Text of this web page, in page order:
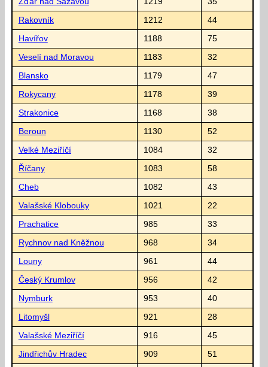
Rakovník 1212 44
Havířov 1188 75
Veselí nad Moravou 1183 32
Blansko 1179 47
Rokycany 1178 39
Strakonice 1168 38
Beroun 1130 52
Velké Meziříčí 1084 32
Říčany 1083 58
Cheb 1082 43
Valašské Klobouky 1021 22
Prachatice 985 33
Rychnov nad Kněžnou 968 34
Louny 961 44
Český Krumlov 956 42
Nymburk 953 40
Litomyšl 921 28
Valašské Meziříčí 916 45
Jindřichův Hradec 909 51